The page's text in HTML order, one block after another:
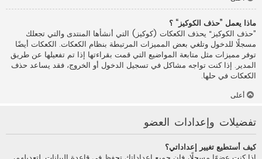
ماذا يعمل ”حذف الكوكيز“ ؟
”حذف الكوكيز“ يحذف الكعكات (كوكيز) التي أنشأها المنتدى والتي تجعلك
مسجلًا للدخول وتلغي بعض المميزات المرتبطة بنظام الكعكات. الكعكات أيضًا
توفر مميزات مثل متابعة المواضيع التي قمت بقراءتها إذا تم تفعيلها عن طريق
المدير. إذا كنت تواجه مشاكل في تسجيل الدخول أو الخروج، فقد يساعد حذف
الكعكات في حلها.
أعلى
تفضيلات وإعدادات العضو
كيف أستطيع تغيير إعداداتي؟